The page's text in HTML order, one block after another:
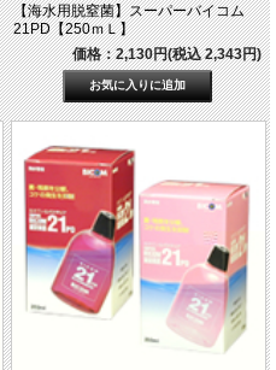
【海水用脱窒菌】スーパーバイコム
21PD【250ｍＬ】
価格：2,130円(税込 2,343円)